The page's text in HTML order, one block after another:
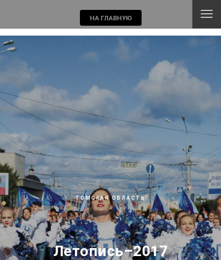
ТОМСКАЯ ОБЛАСТЬ
Летопись–2017